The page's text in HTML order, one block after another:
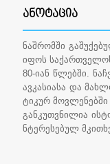
ᲐᲜᲝᲢᲐᲪᲘᲐ
ნაშრომში
იფოს
80-იან წლებში.
ავკასიასა და
ტიკურ მოვლენებში
განკუთვნილია
ნტერესებულ